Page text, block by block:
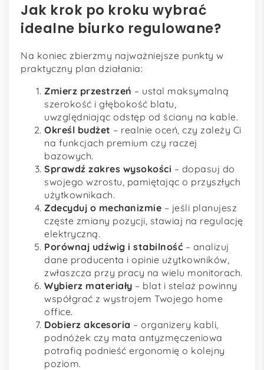
Jak krok po kroku wybrać
idealne biurko regulowane?
Na koniec zbierzmy najważniejsze punkty w
praktyczny plan działania:
Zmierz przestrzeń – ustal maksymalną
szerokość i głębokość blatu,
uwzględniając odstęp od ściany na kable.
Określ budżet – realnie oceń, czy zależy Ci
na funkcjach premium czy raczej
bazowych.
Sprawdź zakres wysokości – dopasuj do
swojego wzrostu, pamiętając o przyszłych
użytkownikach.
Zdecyduj o mechanizmie – jeśli planujesz
częste zmiany pozycji, stawiaj na regulację
elektryczną.
Porównaj udźwig i stabilność – analizuj
dane producenta i opinie użytkowników,
zwłaszcza przy pracy na wielu monitorach.
Wybierz materiały – blat i stelaż powinny
współgrać z wystrojem Twojego home
office.
Dobierz akcesoria – organizery kabli,
podnóżek czy mata antyzmęczeniowa
potrafią podnieść ergonomię o kolejny
poziom.